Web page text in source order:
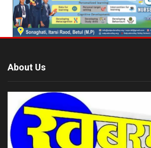
About Us